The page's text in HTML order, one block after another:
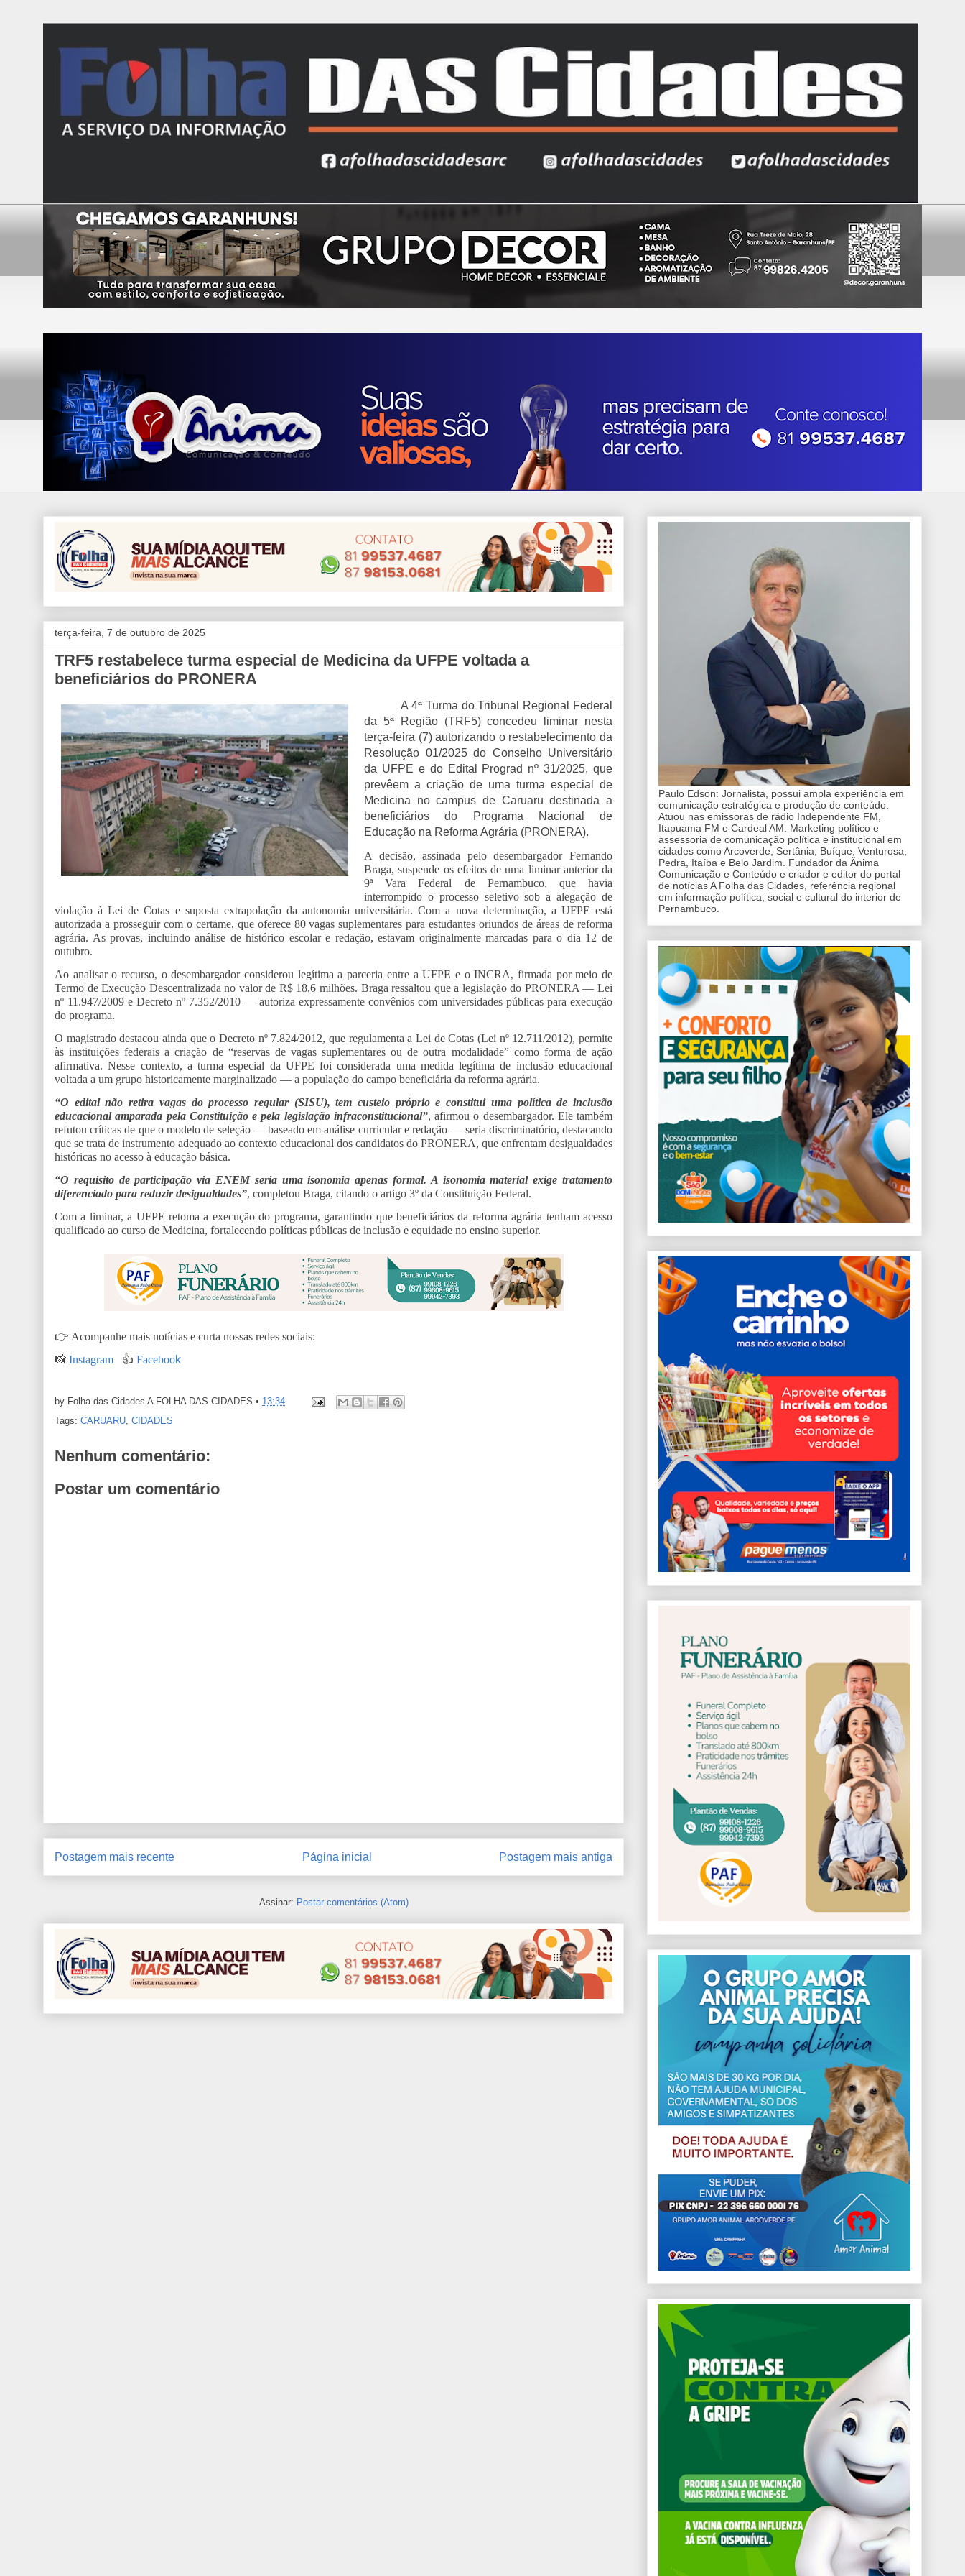
terça-feira, 7 de outubro de 2025
TRF5 restabelece turma especial de Medicina da UFPE voltada a
beneficiários do PRONERA
A 4ª Turma do Tribunal Regional Federal
da 5ª Região (TRF5) concedeu liminar nesta
terça-feira (7) autorizando o restabelecimento da
Resolução 01/2025 do Conselho Universitário
da UFPE e do Edital Prograd nº 31/2025, que
prevêem a criação de uma turma especial de
Medicina no campus de Caruaru destinada a
beneficiários do Programa Nacional de
Educação na Reforma Agrária (PRONERA).
A decisão, assinada pelo desembargador Fernando
Braga, suspende os efeitos de uma liminar anterior da
9ª Vara Federal de Pernambuco, que havia
interrompido o processo seletivo sob a alegação de
violação à Lei de Cotas e suposta extrapolação da autonomia universitária. Com a nova determinação, a UFPE está
autorizada a prosseguir com o certame, que oferece 80 vagas suplementares para estudantes oriundos de áreas de reforma
agrária. As provas, incluindo análise de histórico escolar e redação, estavam originalmente marcadas para o dia 12 de
outubro.
Ao analisar o recurso, o desembargador considerou legítima a parceria entre a UFPE e o INCRA, firmada por meio de
Termo de Execução Descentralizada no valor de R$ 18,6 milhões. Braga ressaltou que a legislação do PRONERA — Lei
nº 11.947/2009 e Decreto nº 7.352/2010 — autoriza expressamente convênios com universidades públicas para execução
do programa.
O magistrado destacou ainda que o Decreto nº 7.824/2012, que regulamenta a Lei de Cotas (Lei nº 12.711/2012), permite
às instituições federais a criação de “reservas de vagas suplementares ou de outra modalidade” como forma de ação
afirmativa. Nesse contexto, a turma especial da UFPE foi considerada uma medida legítima de inclusão educacional
voltada a um grupo historicamente marginalizado — a população do campo beneficiária da reforma agrária.
“O edital não retira vagas do processo regular (SISU), tem custeio próprio e constitui uma política de inclusão
educacional amparada pela Constituição e pela legislação infraconstitucional”, afirmou o desembargador. Ele também
refutou críticas de que o modelo de seleção — baseado em análise curricular e redação — seria discriminatório, destacando
que se trata de instrumento adequado ao contexto educacional dos candidatos do PRONERA, que enfrentam desigualdades
históricas no acesso à educação básica.
“O requisito de participação via ENEM seria uma isonomia apenas formal. A isonomia material exige tratamento
diferenciado para reduzir desigualdades”, completou Braga, citando o artigo 3º da Constituição Federal.
Com a liminar, a UFPE retoma a execução do programa, garantindo que beneficiários da reforma agrária tenham acesso
qualificado ao curso de Medicina, fortalecendo políticas públicas de inclusão e equidade no ensino superior.
👉 Acompanhe mais notícias e curta nossas redes sociais:
📸 Instagram 👍 Facebook
by Folha das Cidades A FOLHA DAS CIDADES • 13:34
Tags: CARUARU, CIDADES
Nenhum comentário:
Postar um comentário
Postagem mais recente Postagem mais antiga
Página inicial
Assinar: Postar comentários (Atom)
Paulo Edson: Jornalista, possui ampla experiência em
comunicação estratégica e produção de conteúdo.
Atuou nas emissoras de rádio Independente FM,
Itapuama FM e Cardeal AM. Marketing político e
assessoria de comunicação política e institucional em
cidades como Arcoverde, Sertânia, Buíque, Venturosa,
Pedra, Itaíba e Belo Jardim. Fundador da Ânima
Comunicação e Conteúdo e criador e editor do portal
de notícias A Folha das Cidades, referência regional
em informação política, social e cultural do interior de
Pernambuco.